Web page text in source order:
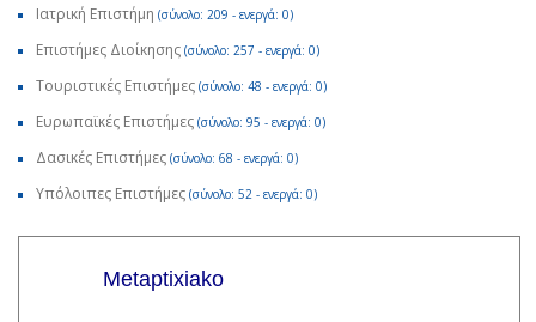
Ιατρική Επιστήμη (σύνολο: 209 - ενεργά: 0)
Επιστήμες Διοίκησης (σύνολο: 257 - ενεργά: 0)
Τουριστικές Επιστήμες (σύνολο: 48 - ενεργά: 0)
Ευρωπαϊκές Επιστήμες (σύνολο: 95 - ενεργά: 0)
Δασικές Επιστήμες (σύνολο: 68 - ενεργά: 0)
Υπόλοιπες Επιστήμες (σύνολο: 52 - ενεργά: 0)